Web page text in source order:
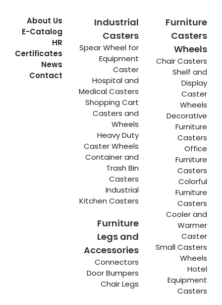
Furniture
Casters
Wheels
Chair Casters
Shelf and
Display
Caster
Wheels
Decorative
Furniture
Casters
Office
Furniture
Casters
Colorful
Furniture
Casters
Cooler and
Warmer
Caster
Small Casters
Wheels
Hotel
Equipment
Casters
Industrial
Casters
Spear Wheel for
Equipment
Caster
Hospital and
Medical Casters
Shopping Cart
Casters and
Wheels
Heavy Duty
Caster Wheels
Container and
Trash Bin
Casters
Industrial
Kitchen Casters
Furniture
Legs and
Accessories
Connectors
Door Bumpers
Chair Legs
About Us
E-Catalog
HR
Certificates
News
Contact